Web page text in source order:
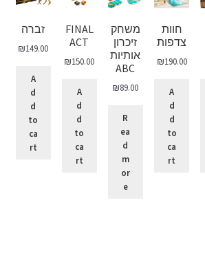
חוות
צדפות
₪190.00
A
d
d
to
ca
rt
משחק
זיכרון
אותיות
ABC
₪89.00
R
ea
d
m
or
e
FINAL
ACT
₪150.00
A
d
d
to
ca
rt
זברה
₪149.00
A
d
d
to
ca
rt